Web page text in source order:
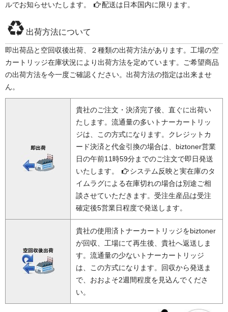
ルでお知らせいたします。
配送は日本国内に限ります。
出荷方法について
即出荷品と空回収後出荷、２種類の出荷方法があります。工場の空
カートリッジ在庫状況により出荷方法を定めています。ご希望商品
の出荷方法を今一度ご確認ください。出荷方法の指定は出来ませ
ん。
貴社のご注文・決済完了後、直ぐに出荷い
たします。流通量の多いトナーカートリッ
ジは、この方式になります。クレジットカ
ード決済と代金引換の場合は、biztoner営業
日の午前11時59分までのご注文で即日発送
いたします。
システム反映と実在庫のタ
イムラグによる在庫切れの場合は別途ご相
談させていただきます。受注生産品は受注
確定後5営業日程度で発送します。
貴社の使用済トナーカートリッジをbiztoner
が回収、工場にて再生後、貴社へ返送しま
す。流通量の少ないトナーカートリッジ
は、この方式になります。回収から発送ま
で、おおよそ2週間程度を見込んでくださ
い。